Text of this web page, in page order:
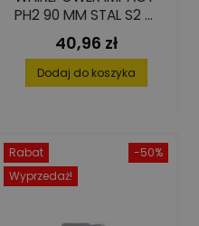
PH2 90 MM STAL S2 –
Cena
40,96 zł
Dodaj do koszyka
-50%
Rabat
Wyprzedaż!